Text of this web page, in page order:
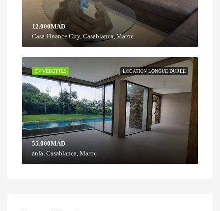
12.000MAD
Casa Finance City, Casablanca, Maroc
LOCATION LONGUE DURÉE
EN VEDETTES
55.000MAD
anfa, Casablanca, Maroc